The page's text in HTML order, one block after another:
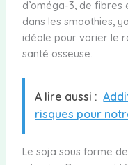
d’oméga-3, de
dans les smoothies,
idéale pour varier le
santé osseuse.
A lire aussi :
risques pour
Le soja sous forme